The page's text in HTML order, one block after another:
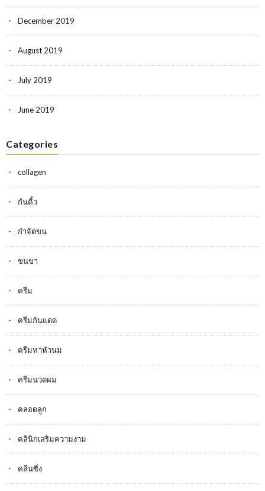
December 2019
August 2019
July 2019
June 2019
Categories
collagen
กันคิ้ว
กำจัดขน
ขนขา
ครีม
ครีมกันแดด
ครีมทาหัวนม
ครีมนวดผม
คลอดลูก
คลินิกเสริมความงาม
คลีนซิ่ง